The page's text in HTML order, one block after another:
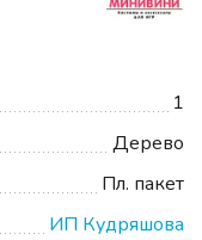
1
Дерево
Пл. пакет
ИП Кудряшова